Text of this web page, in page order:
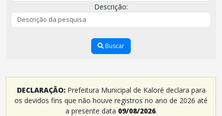
Descrição:
Buscar
DECLARAÇÃO:Prefeitura Municipal de Kaloré declara para
os devidos fins que não houve registros no ano de 2026 até
a presente data 09/08/2026.